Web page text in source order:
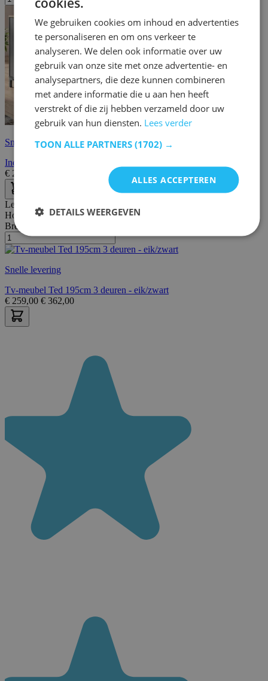
Snelle levering
Industrieel dressoir Manno 136cm 3 deuren - zwart
€ 285,00
Lengte:
Hoogte:48 cm
Breedte/diepte:
Snelle levering
Tv-meubel Ted 195cm 3 deuren - eik/zwart
€ 259,00 € 362,00
We gebruiken cookies om inhoud en advertenties
te personaliseren en om ons verkeer te
analyseren. We delen ook informatie over uw
gebruik van onze site met onze advertentie- en
analysepartners, die deze kunnen combineren
met andere informatie die u aan hen heeft
verstrekt of die zij hebben verzameld door uw
gebruik van hun diensten. Lees verder
TOON ALLE PARTNERS (1702) →
ALLES ACCEPTEREN
DETAILS WEERGEVEN